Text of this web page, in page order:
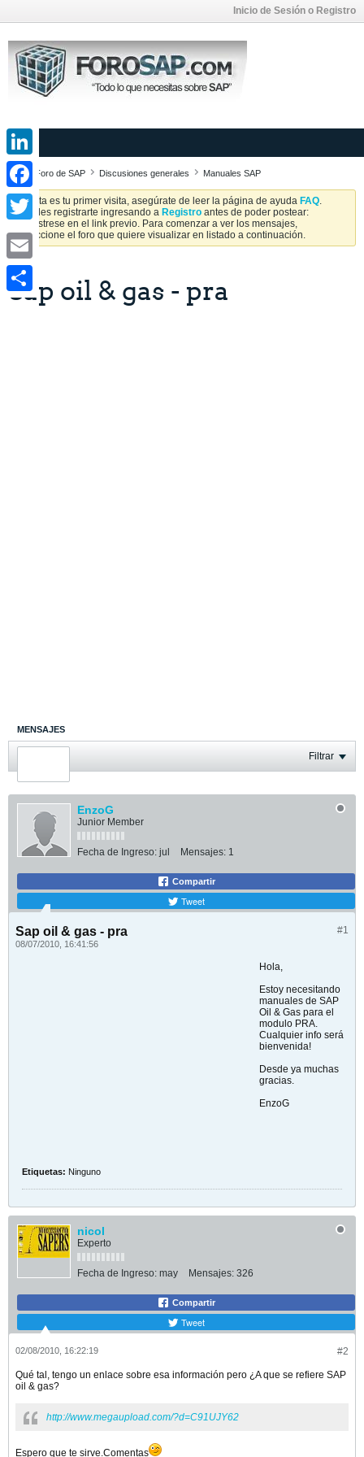
Inicio de Sesión o Registro
Foro de SAP Discusiones generales Manuales SAP
Si esta es tu primer visita, asegúrate de leer la página de ayuda FAQ.
Puedes registrarte ingresando a Registro antes de poder postear:
Regístrese en el link previo. Para comenzar a ver los mensajes,
seleccione el foro que quiere visualizar en listado a continuación.
Sap oil & gas - pra
MENSAJES
ÚLTIMA ACTIVIDAD Filtrar
EnzoG
Junior Member
Fecha de Ingreso: jul Mensajes: 1
Compartir
Tweet
#1
Sap oil & gas - pra
08/07/2010, 16:41:56
Hola,
Estoy necesitando
manuales de SAP
Oil & Gas para el
modulo PRA.
Cualquier info será
bienvenida!
Desde ya muchas
gracias.
EnzoG
Etiquetas: Ninguno
nicol
Experto
Fecha de Ingreso: may Mensajes: 326
Compartir
Tweet
#2
02/08/2010, 16:22:19
Qué tal, tengo un enlace sobre esa información pero ¿A que se refiere SAP
oil & gas?
http://www.megaupload.com/?d=C91UJY62
Espero que te sirve.Comentas
LinkedIn
Facebook
Twitter
Email